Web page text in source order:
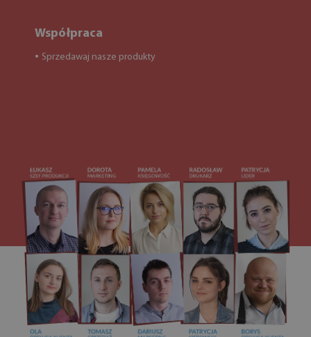
Współpraca
● Sprzedawaj nasze produkty